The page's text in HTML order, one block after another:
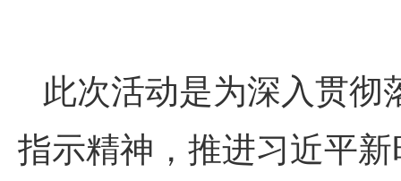
此次活动是为深入贯彻
指示精神，推进习近平